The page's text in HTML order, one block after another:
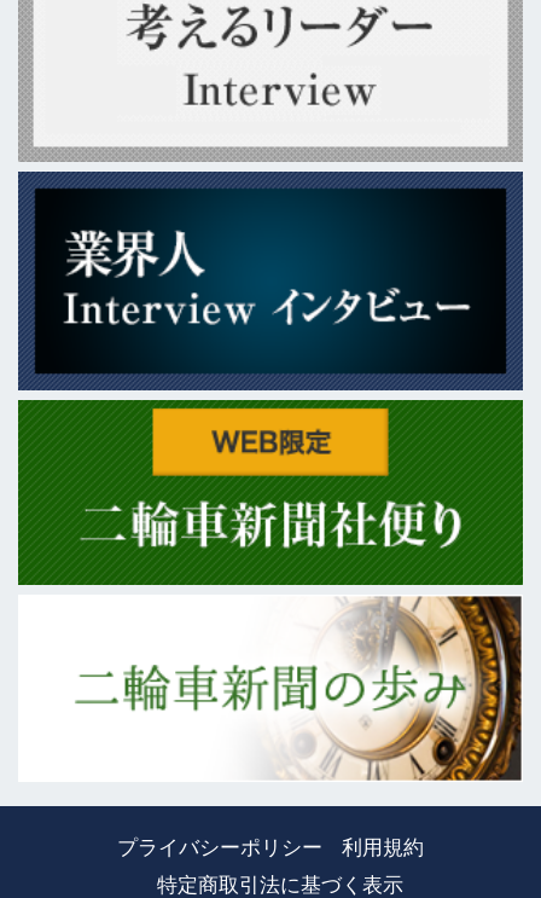
プライバシーポリシー
利用規約
特定商取引法に基づく表示